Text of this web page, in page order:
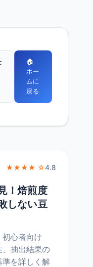
🏠
ホー
ムに
戻る
★★★★ ☆4.8
！焙煎度
しない豆
心者向け
抽出結果の
を詳しく解